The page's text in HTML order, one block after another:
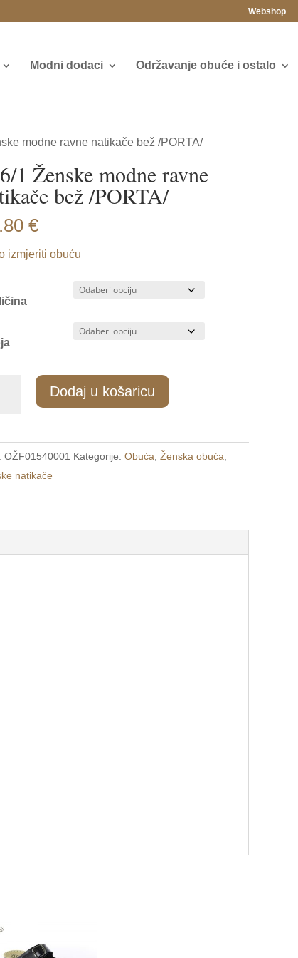
Webshop
Modni dodaci Održavanje obuće i ostalo
modne ravne natikače bež /PORTA/
1 Ženske modne ravne
bež /PORTA/
€
izmjeriti obuću
Dodaj u košaricu
OŽF01540001 Kategorije:Obuća ,Ženska obuća
natikače